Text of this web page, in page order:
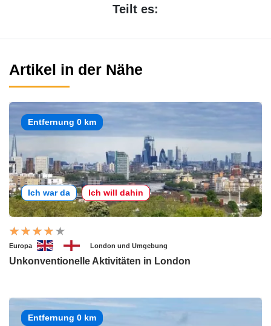
Teilt es:
Artikel in der Nähe
Entfernung 0 km
Ich war da Ich will dahin
Europa London und Umgebung
Unkonventionelle Aktivitäten in London
Entfernung 0 km